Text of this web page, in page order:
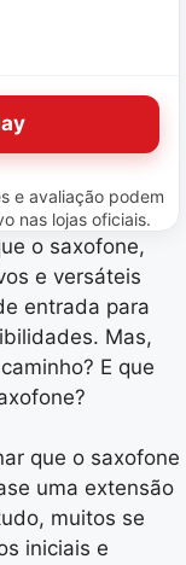
e avaliação podem
nas lojas oficiais.
o saxofone,
e versáteis
entrada para
Mas,
E que
que o saxofone
uma extensão
muitos se
iniciais e